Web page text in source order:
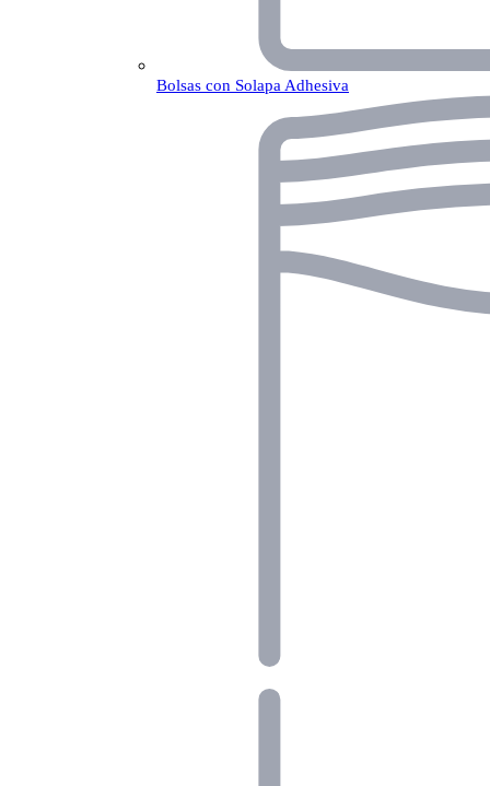
Bolsas con Solapa Adhesiva